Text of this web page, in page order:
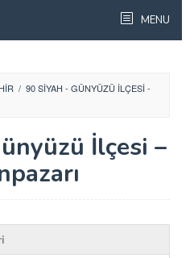
MENU
/ 90 SIYAH - GÜNYÜZÜ İLÇESI -
İlçesi –